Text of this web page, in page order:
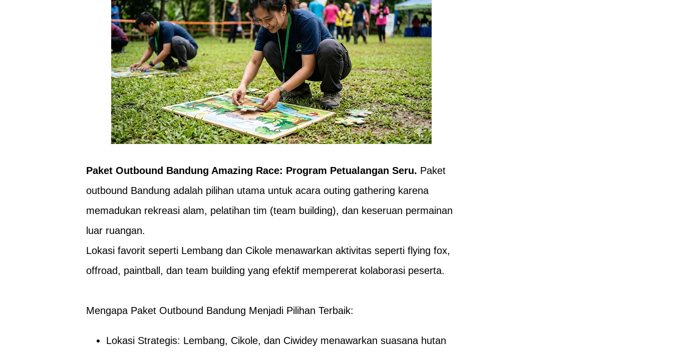
Paket Outbound Bandung Amazing Race: Program Petualangan Seru. Paket
outbound Bandung adalah pilihan utama untuk acara outing gathering karena
memadukan rekreasi alam, pelatihan tim (team building), dan keseruan permainan
luar ruangan.
Lokasi favorit seperti Lembang dan Cikole menawarkan aktivitas seperti flying fox,
offroad, paintball, dan team building yang efektif mempererat kolaborasi peserta.
Mengapa Paket Outbound Bandung Menjadi Pilihan Terbaik:
Lokasi Strategis: Lembang, Cikole, dan Ciwidey menawarkan suasana hutan